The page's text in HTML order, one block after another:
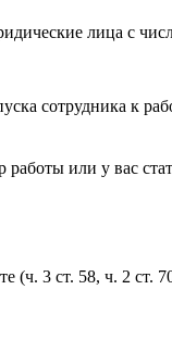
лица с
сотрудника к
или у вас
(ч. 3 ст. 58, ч. 2